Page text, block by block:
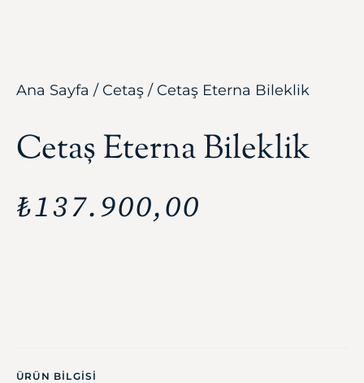
Ana Sayfa / Cetaş / Cetaş Eterna Bileklik
Cetaş Eterna Bileklik
₺137.900,00
ÜRÜN BILGISI